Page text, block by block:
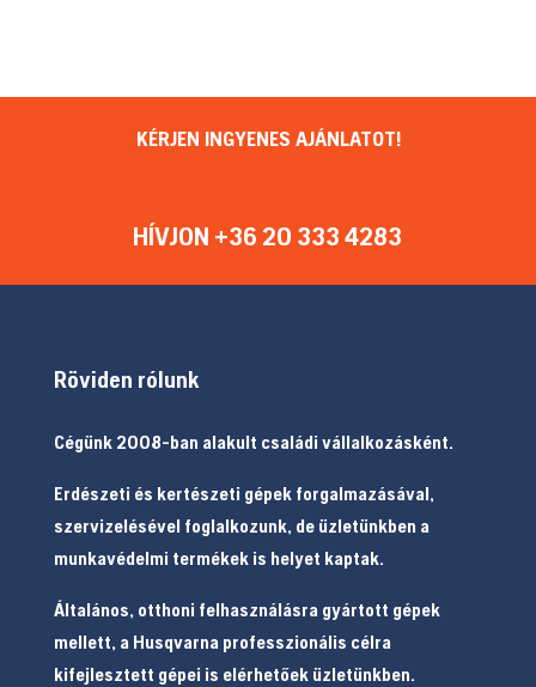
KÉRJEN INGYENES AJÁNLATOT!
HÍVJON +36 20 333 4283
Röviden rólunk
Cégünk 2008-ban alakult családi vállalkozásként.
Erdészeti és kertészeti gépek forgalmazásával,
szervizelésével foglalkozunk, de üzletünkben a
munkavédelmi termékek is helyet kaptak.
Általános, otthoni felhasználásra gyártott gépek
mellett, a Husqvarna professzionális célra
kifejlesztett gépei is elérhetőek üzletünkben.